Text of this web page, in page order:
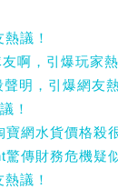
議！
啊，引爆玩家熱
明，引爆網友熱
！
網水貨價格殺
傳財務危機疑
議！